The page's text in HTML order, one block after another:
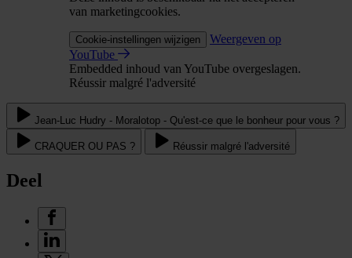
van marketingcookies.
Cookie-instellingen wijzigen
Weergeven op
YouTube
Embedded inhoud van YouTube overgeslagen.
Réussir malgré l'adversité
Jean-Luc Hudry - Moralotop - Qu'est-ce que le bonheur pour vous ?
CRAQUER OU PAS ? Réussir malgré l'adversité
Deel